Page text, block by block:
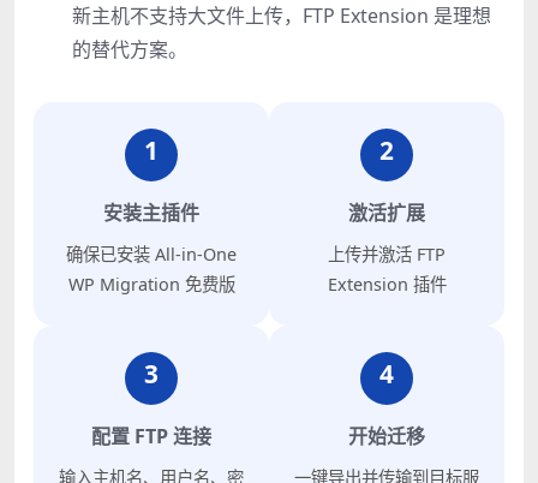
新主机不支持大文件上传，FTP Extension 是理想
的替代方案。
1
安装主插件
确保已安装 All-in-One
WP Migration 免费版
2
激活扩展
上传并激活 FTP
Extension 插件
3
配置 FTP 连接
输入主机名、用户名、密
4
开始迁移
一键导出并传输到目标服